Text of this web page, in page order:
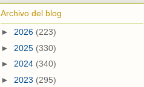
Archivo del blog
► 2026 (223)
► 2025 (330)
► 2024 (340)
► 2023 (295)